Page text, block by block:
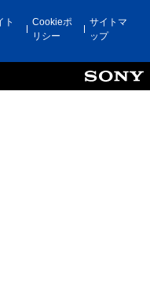
ト
Cookieポ
リシー
サイトマ
ップ